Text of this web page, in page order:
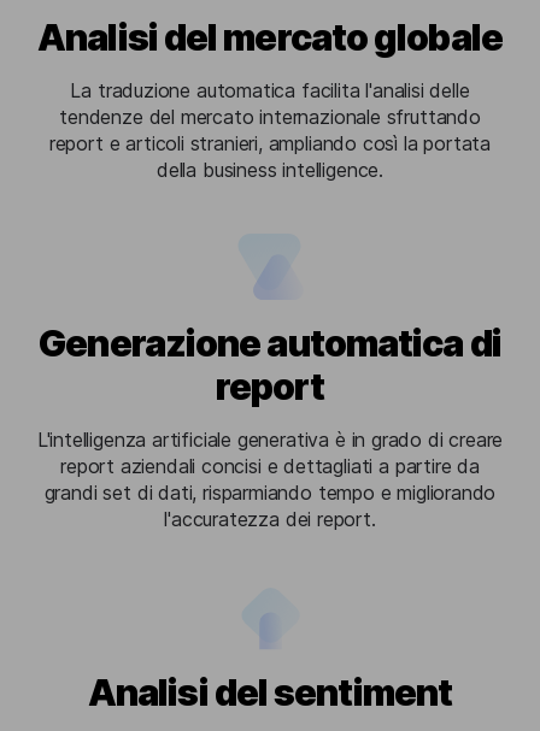
Analisi del mercato globale
La traduzione automatica facilita l'analisi delle
tendenze del mercato internazionale sfruttando
report e articoli stranieri, ampliando così la portata
della business intelligence.
Generazione automatica di
report
L'intelligenza artificiale generativa è in grado di creare
report aziendali concisi e dettagliati a partire da
grandi set di dati, risparmiando tempo e migliorando
l'accuratezza dei report.
Analisi del sentiment